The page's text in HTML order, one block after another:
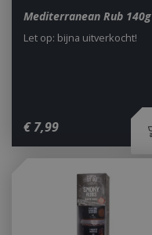
Mediterranean Rub 140g
€ 7,99
Let op: bijna uitverkocht!